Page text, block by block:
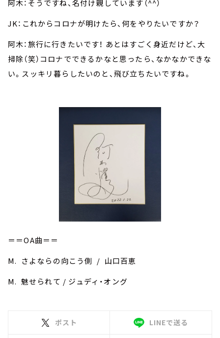
阿木：そうですね、名付け親しています（^^）
JK：これからコロナが明けたら、何をやりたいですか？
阿木：旅行に行きたいです！ あとはすごく身近だけど、大
掃除（笑）コロナでできるかなと思ったら、なかなかできな
い。スッキリ暮らしたいのと、飛び立ちたいですね。
＝＝OA曲＝＝
M. さよならの向こう側 / 山口百恵
M. 魅せられて / ジュディ・オング
ポスト LINEで送る